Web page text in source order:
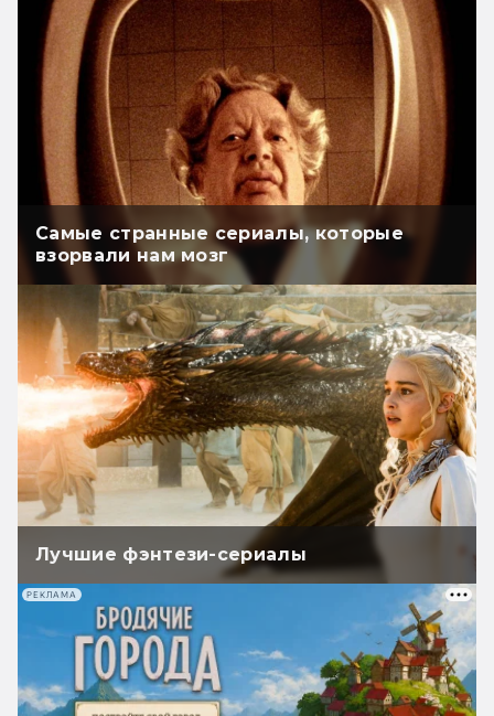
Самые странные сериалы, которые
взорвали нам мозг
Лучшие фэнтези-сериалы
РЕКЛАМА